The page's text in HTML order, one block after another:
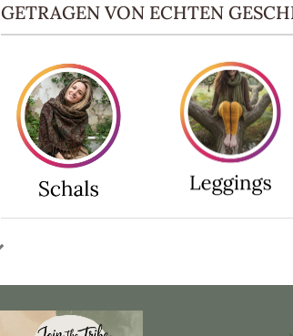
GETRAGEN VON ECHTEN